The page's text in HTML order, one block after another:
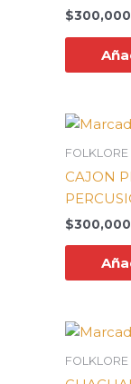
$
FOLKLORE
CAJON
$
FOLKLORE